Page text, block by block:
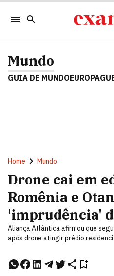
Mundo
GUIA DE MUNDOEUROPA
Home Mundo
Drone cai em
Romênia e
'imprudência'
Aliança Atlântica afirmou que
após drone atingir prédio